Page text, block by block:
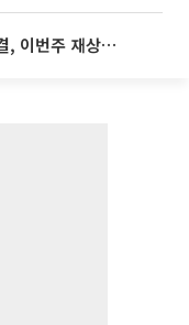
최태원·노소영 '9440억 분할' 판결, 이번주 재상고 여부 주목